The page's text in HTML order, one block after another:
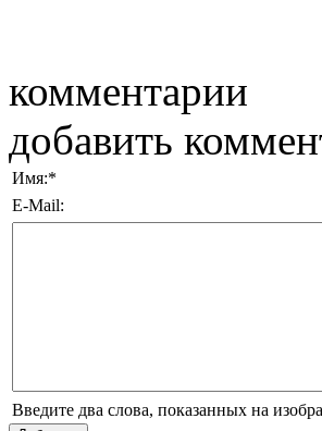
комментарии
добавить
Имя:*
E-Mail:
Введите два слова, показанных на